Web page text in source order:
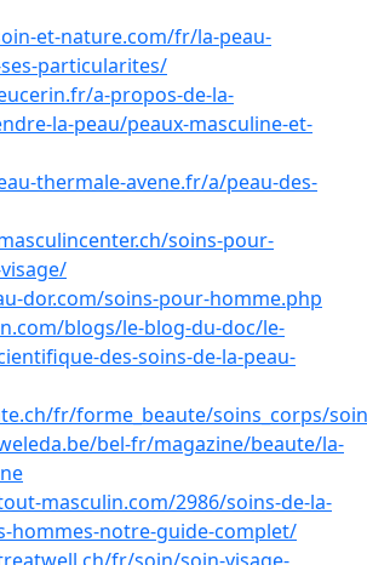
et-nature.com/fr/la-peau-
particularites/
a-propos-de-la-
la-peau/peaux-masculine-et-
thermale-avene.fr/a/peau-des-
soins-pour-
dor.com/soins-pour-homme.php
blogs/le-blog-du-doc/le-
des-soins-de-la-peau-
fr/forme_beaute/soins_corps/
bel-fr/magazine/beaute/la-
masculin.com/2986/soins-de-la-
hommes-notre-guide-complet/